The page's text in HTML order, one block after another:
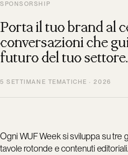
SPONSORSHIP
Porta il tuo brand al
conversazioni che
futuro del tuo settore.
5 SETTIMANE TEMATICHE · 2026
Ogni WUF Week si sviluppa su tre
tavole rotonde e contenuti